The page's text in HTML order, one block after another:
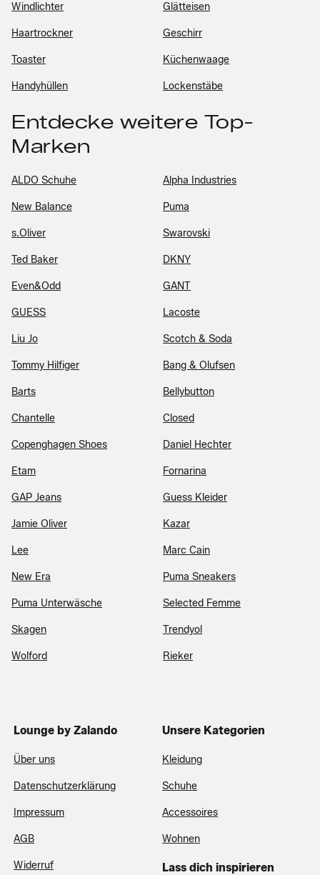
Windlichter Glätteisen
Haartrockner Geschirr
Toaster Küchenwaage
Handyhüllen Lockenstäbe
Entdecke weitere Top-
Marken
ALDO Schuhe Alpha Industries
New Balance Puma
s.Oliver Swarovski
Ted Baker DKNY
Even&Odd GANT
GUESS Lacoste
Liu Jo Scotch & Soda
Tommy Hilfiger Bang & Olufsen
Barts Bellybutton
Chantelle Closed
Copenghagen Shoes Daniel Hechter
Etam Fornarina
GAP Jeans Guess Kleider
Jamie Oliver Kazar
Lee Marc Cain
New Era Puma Sneakers
Puma Unterwäsche Selected Femme
Skagen Trendyol
Wolford Rieker
Lounge by Zalando
Über uns
Datenschutzerklärung
Impressum
AGB
Widerruf
Unsere Kategorien
Kleidung
Schuhe
Accessoires
Wohnen
Lass dich inspirieren